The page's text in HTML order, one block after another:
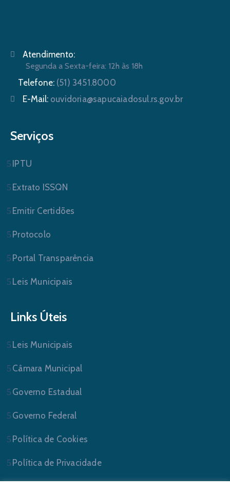
Atendimento:
Segunda a Sexta-feira: 12h às 18h
Telefone: (51) 3451.8000
E-Mail: ouvidoria@sapucaiadosul.rs.gov.br
Serviços
IPTU
Extrato ISSQN
Emitir Certidões
Protocolo
Portal Transparência
Leis Municipais
Links Úteis
Leis Municipais
Câmara Municipal
Governo Estadual
Governo Federal
Política de Cookies
Política de Privacidade